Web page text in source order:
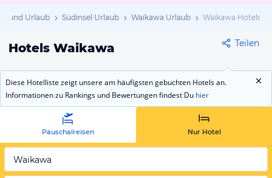
Urlaub Südinsel Urlaub Waikawa Urlaub Waikawa Hotels
Hotels Waikawa Teilen
Diese Hotelliste zeigt unsere am häufigsten gebuchten Hotels an.
Informationen zu Rankings und Bewertungen findest Du hier
Pauschalreisen Nur Hotel
Waikawa